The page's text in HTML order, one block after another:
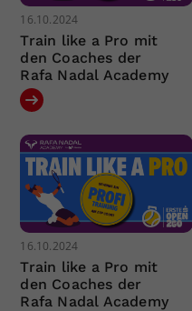
16.10.2024
Train like a Pro mit
den Coaches der
Rafa Nadal Academy
16.10.2024
Train like a Pro mit
den Coaches der
Rafa Nadal Academy